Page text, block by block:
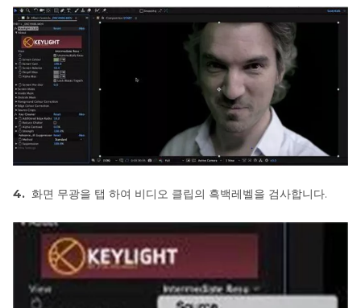
프
로
크
리
에
이
트
에
배
제
4. 화면 무광을 탭 하여 비디오 클립의 흑백레벨을 검사합니다.